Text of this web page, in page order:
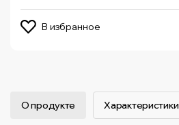
В избранное
О продукте Характеристики